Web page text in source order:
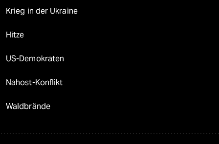
Krieg in der Ukraine
Hitze
US-Demokraten
Nahost-Konflikt
Waldbrände